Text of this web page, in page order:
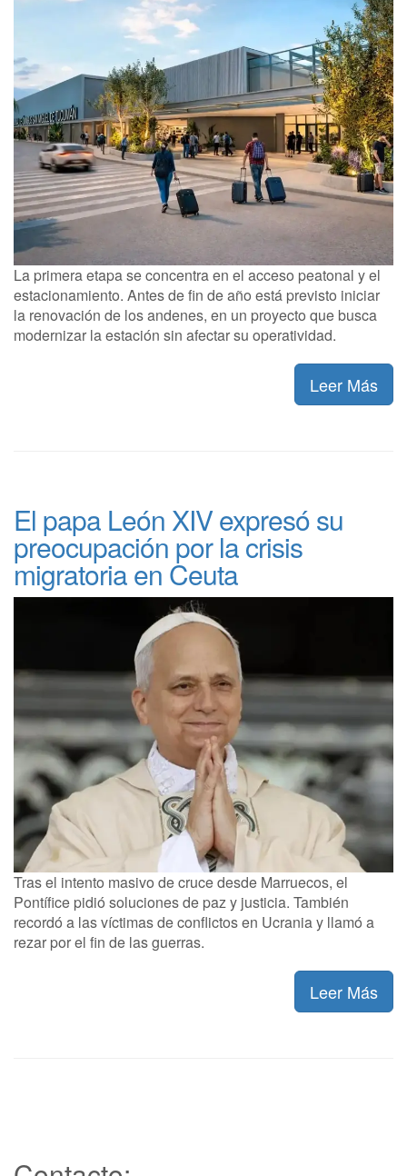
La primera etapa se concentra en el acceso peatonal y el
estacionamiento. Antes de fin de año está previsto iniciar
la renovación de los andenes, en un proyecto que busca
modernizar la estación sin afectar su operatividad.
Leer Más
El papa León XIV expresó su
preocupación por la crisis
migratoria en Ceuta
Tras el intento masivo de cruce desde Marruecos, el
Pontífice pidió soluciones de paz y justicia. También
recordó a las víctimas de conflictos en Ucrania y llamó a
rezar por el fin de las guerras.
Leer Más